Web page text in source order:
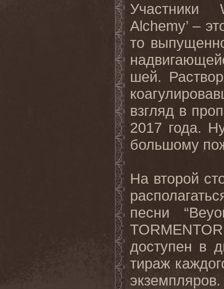
Участники
Alchemy’ –
то
шей.
взгляд в
2017 года.
большому
На второй
песни “
TORMENTOR
доступен в
тираж
экземпляров.